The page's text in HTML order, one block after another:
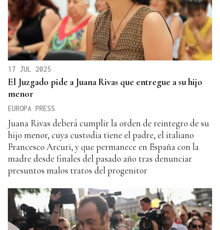
17 JUL 2025
El Juzgado pide a Juana Rivas que entregue a su hijo
menor
EUROPA PRESS
Juana Rivas deberá cumplir la orden de reintegro de su
hijo menor, cuya custodia tiene el padre, el italiano
Francesco Arcuri, y que permanece en España con la
madre desde finales del pasado año tras denunciar
presuntos malos tratos del progenitor